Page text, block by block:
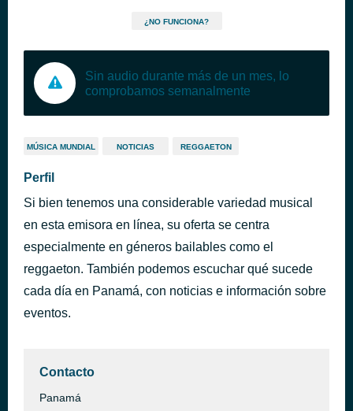
¿NO FUNCIONA?
Sin audio durante más de un mes, lo
comprobamos semanalmente
MÚSICA MUNDIAL NOTICIAS REGGAETON
Perfil
Si bien tenemos una considerable variedad musical
en esta emisora en línea, su oferta se centra
especialmente en géneros bailables como el
reggaeton. También podemos escuchar qué sucede
cada día en Panamá, con noticias e información sobre
eventos.
Contacto
Panamá